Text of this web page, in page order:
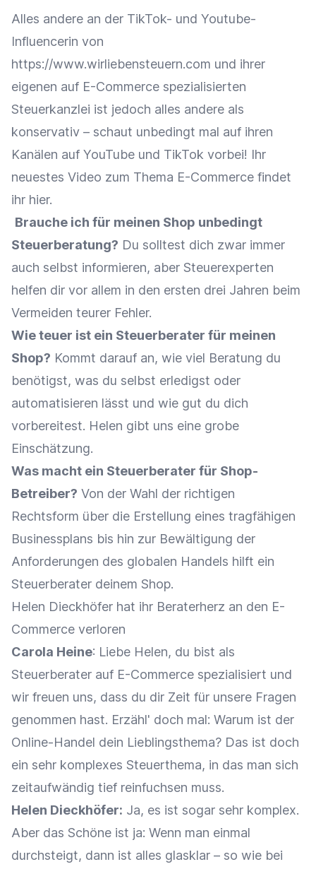
Alles andere an der TikTok- und Youtube-
Influencerin von
https://www.wirliebensteuern.com und ihrer
eigenen auf E-Commerce spezialisierten
Steuerkanzlei ist jedoch alles andere als
konservativ – schaut unbedingt mal auf ihren
Kanälen auf YouTube und TikTok vorbei! Ihr
neuestes Video zum Thema E-Commerce findet
ihr hier.
Brauche ich für meinen Shop unbedingt
Steuerberatung? Du solltest dich zwar immer
auch selbst informieren, aber Steuerexperten
helfen dir vor allem in den ersten drei Jahren beim
Vermeiden teurer Fehler.
Wie teuer ist ein Steuerberater für meinen
Shop? Kommt darauf an, wie viel Beratung du
benötigst, was du selbst erledigst oder
automatisieren lässt und wie gut du dich
vorbereitest. Helen gibt uns eine grobe
Einschätzung.
Was macht ein Steuerberater für Shop-
Betreiber? Von der Wahl der richtigen
Rechtsform über die Erstellung eines tragfähigen
Businessplans bis hin zur Bewältigung der
Anforderungen des globalen Handels hilft ein
Steuerberater deinem Shop.
Helen Dieckhöfer hat ihr Beraterherz an den E-
Commerce verloren
Carola Heine: Liebe Helen, du bist als
Steuerberater auf E-Commerce spezialisiert und
wir freuen uns, dass du dir Zeit für unsere Fragen
genommen hast. Erzähl' doch mal: Warum ist der
Online-Handel dein Lieblingsthema? Das ist doch
ein sehr komplexes Steuerthema, in das man sich
zeitaufwändig tief reinfuchsen muss.
Helen Dieckhöfer: Ja, es ist sogar sehr komplex.
Aber das Schöne ist ja: Wenn man einmal
durchsteigt, dann ist alles glasklar – so wie bei